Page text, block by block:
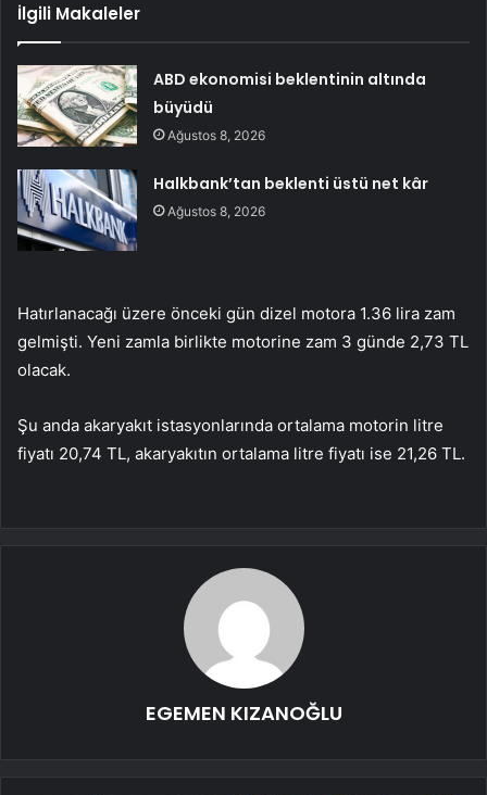
İlgili Makaleler
ABD ekonomisi beklentinin altında
büyüdü
Ağustos 8, 2026
Halkbank’tan beklenti üstü net kâr
Ağustos 8, 2026
Hatırlanacağı üzere önceki gün dizel motora 1.36 lira zam
gelmişti. Yeni zamla birlikte motorine zam 3 günde 2,73 TL
olacak.
Şu anda akaryakıt istasyonlarında ortalama motorin litre
fiyatı 20,74 TL, akaryakıtın ortalama litre fiyatı ise 21,26 TL.
EGEMEN KIZANOĞLU